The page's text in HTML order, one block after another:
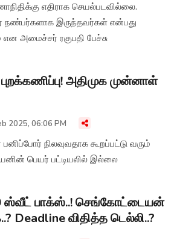
எதிராக செயல்படவில்லை.
நண்பர்களாக இருந்தவர்கள் என்பது
அமைச்சர் ரகுபதி பேச்சு
அதிமுக முன்னாள்
2025, 06:06 PM
பனிப்போர் நிலவுவதாக கூறப்பட்டு வரும்
பெயர் பட்டியலில் இல்லை
ஸ்வீட் பாக்ஸ்..! செங்கோட்டையன்
Deadline விதித்த டெல்லி..?